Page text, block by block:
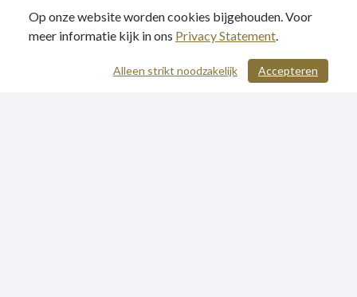
/ 325
Op onze website worden cookies bijgehouden. Voor
meer informatie kijk in ons Privacy Statement.
Accepteren
Alleen strikt noodzakelijk